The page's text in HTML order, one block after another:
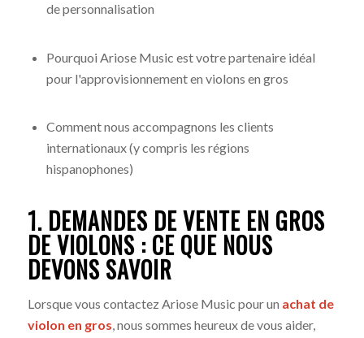
de personnalisation
Pourquoi Ariose Music est votre partenaire idéal
pour l'approvisionnement en violons en gros
Comment nous accompagnons les clients
internationaux (y compris les régions
hispanophones)
1. DEMANDES DE VENTE EN GROS
DE VIOLONS : CE QUE NOUS
DEVONS SAVOIR
Lorsque vous contactez Ariose Music pour un achat de
violon en gros, nous sommes heureux de vous aider,